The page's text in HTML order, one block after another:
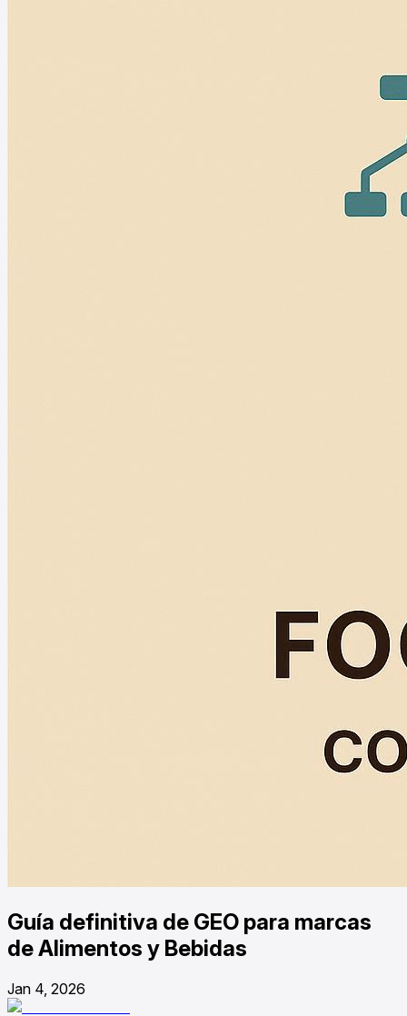
Guía definitiva de GEO para marcas
de Alimentos y Bebidas
Jan 4, 2026